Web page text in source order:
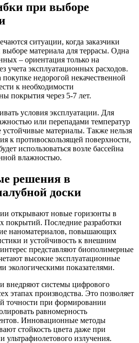
при выборе
ситуации, когда заказчики
материала для террасы. Одна
– ориентация только на
учета эксплуатационных расходов.
недорогой некачественной
к необходимости
покрытия через 5-7 лет.
условия эксплуатации. Для
или перепадами температур
устойчивые материалы. Также нельзя
к противоскользящей поверхности,
использоваться возле бассейна
влажностью.
решения в
доски
открывают новые горизонты в
покрытий. Последние разработки
наноматериалов, повышающих
и устойчивость к внешним
представляют биополимерные
высокие эксплуатационные
экологическими показателями.
внедряют системы цифрового
этапах производства. Это позволяет
точности при формировании
равномерность
Инновационные методы
стойкость цвета даже при
ультрафиолетового излучения.